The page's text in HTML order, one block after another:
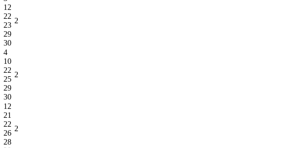
12
22
23
29
30
2
4
10
22
25
29
30
2
12
21
22
26
28
2